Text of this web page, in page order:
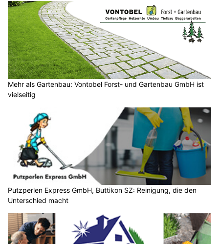
Mehr als Gartenbau: Vontobel Forst- und Gartenbau GmbH ist
vielseitig
Putzperlen Express GmbH, Buttikon SZ: Reinigung, die den
Unterschied macht